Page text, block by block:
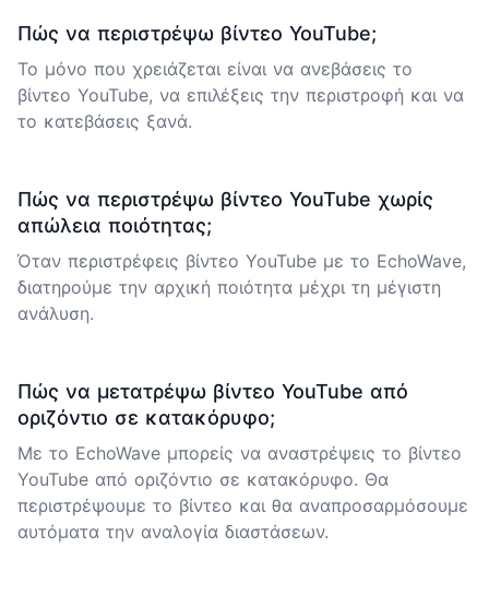
Πώς να περιστρέψω βίντεο YouTube;
Το μόνο που χρειάζεται είναι να ανεβάσεις το
βίντεο YouTube, να επιλέξεις την περιστροφή και να
το κατεβάσεις ξανά.
Πώς να περιστρέψω βίντεο YouTube χωρίς
απώλεια ποιότητας;
Όταν περιστρέφεις βίντεο YouTube με το EchoWave,
διατηρούμε την αρχική ποιότητα μέχρι τη μέγιστη
ανάλυση.
Πώς να μετατρέψω βίντεο YouTube από
οριζόντιο σε κατακόρυφο;
Με το EchoWave μπορείς να αναστρέψεις το βίντεο
YouTube από οριζόντιο σε κατακόρυφο. Θα
περιστρέψουμε το βίντεο και θα αναπροσαρμόσουμε
αυτόματα την αναλογία διαστάσεων.